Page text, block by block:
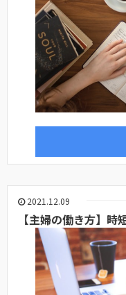
2021.12.09
【主婦の働き方】